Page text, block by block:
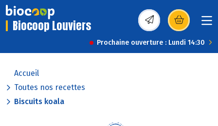
Biocoop Louviers (s’ouvre dans une
Prochaine ouverture : Lundi 14:30
Accueil
Toutes nos recettes
Biscuits koala